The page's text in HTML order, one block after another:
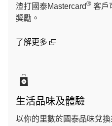
渣打國泰Mastercard® 客戶
獎勵。
了解更多 (open in a new
生活品味及體驗
以你的里數於國泰品味兌